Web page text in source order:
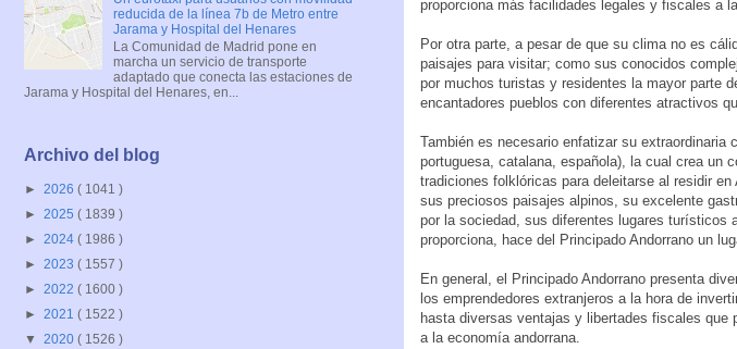
proporciona más facilidades legales y fiscales a
Por otra parte, a pesar de que su clima no es
paisajes para visitar; como sus conocidos
por muchos turistas y residentes la mayor parte
encantadores pueblos con diferentes atractivos
También es necesario enfatizar su extraordinaria
portuguesa, catalana, española), la cual crea un
tradiciones folklóricas para deleitarse al residir
sus preciosos paisajes alpinos, su excelente
por la sociedad, sus diferentes lugares
proporciona, hace del Principado Andorrano un
En general, el Principado Andorrano presenta
los emprendedores extranjeros a la hora de
hasta diversas ventajas y libertades fiscales
a la economía andorrana.
reducida de la línea 7b de Metro entre
Jarama y Hospital del Henares
La Comunidad de Madrid pone en
marcha un servicio de transporte
adaptado que conecta las estaciones de
Jarama y Hospital del Henares, en...
Archivo del blog
► 2026 ( 1041 )
► 2025 ( 1839 )
► 2024 ( 1986 )
► 2023 ( 1557 )
► 2022 ( 1600 )
► 2021 ( 1522 )
▼ 2020 ( 1526 )